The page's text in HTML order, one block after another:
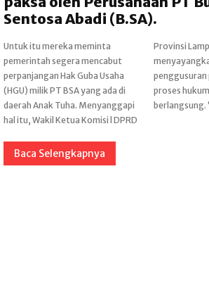
Sentosa Abadi (B.SA).
Untuk itu mereka meminta
pemerintah segera mencabut
perpanjangan Hak Guba Usaha
(HGU) milik PT BSA yang ada di
daerah Anak Tuha. Menyanggapi
hal itu, Wakil Ketua Komisi l DPRD
Provinsi Lampung, Mardani Umar
menyayangkan terjadinya
penggusuran petani, sementara
proses hukum di pengadilan masih
berlangsung.
Baca Selengkapnya